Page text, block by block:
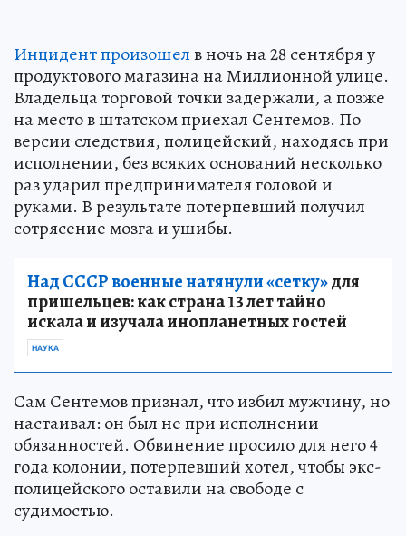
Инцидент произошелв ночь на 28 сентября у
продуктового магазина на Миллионной улице.
Владельца торговой точки задержали, а позже
на место в штатском приехал Сентемов. По
версии следствия, полицейский, находясь при
исполнении, без всяких оснований несколько
раз ударил предпринимателя головой и
руками. В результате потерпевший получил
сотрясение мозга и ушибы.
Над СССР военные натянули «сетку»для
пришельцев: как страна 13 лет тайно
искала и изучала инопланетных гостей
НАУКА
Сам Сентемов признал, что избил мужчину, но
настаивал: он был не при исполнении
обязанностей. Обвинение просило для него 4
года колонии, потерпевший хотел, чтобы экс-
полицейского оставили на свободе с
судимостью.